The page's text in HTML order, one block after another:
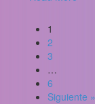
1
2
3
…
6
Siguiente »